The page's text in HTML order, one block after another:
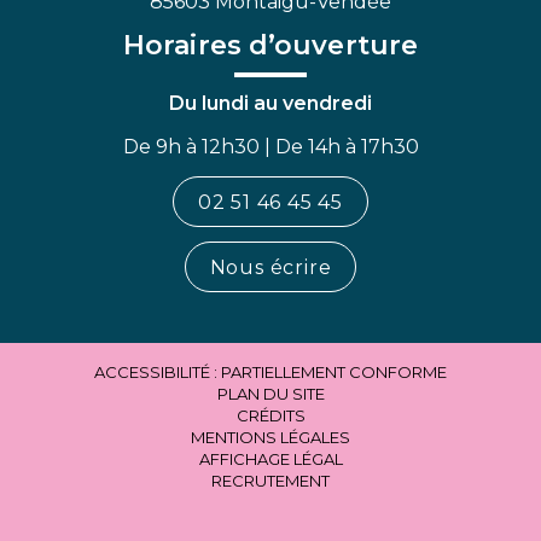
Horaires d’ouverture
Du lundi au vendredi
De 9h à 12h30 | De 14h à 17h30
02 51 46 45 45
Nous écrire
ACCESSIBILITÉ : PARTIELLEMENT CONFORME
PLAN DU SITE
CRÉDITS
MENTIONS LÉGALES
AFFICHAGE LÉGAL
RECRUTEMENT